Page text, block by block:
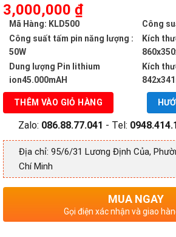
Giá
gốc
là:
6,150,000 ₫.
3,000,000 ₫Giá
tại
3,000,000 ₫.
Mã Hàng: KLD500
Công
Công suất tấm pin năng lượng :
50W
Kích
Dung lượng Pin lithium
ion45.000mAH
Kích
THÊM VÀO GIỎ HÀNG
Zalo: 086.88.77.041 - Tel:
Địa chỉ: 95/6/31 Lương Định Của,
Chí Minh
MUA NGAY
Gọi điện xác nhận và giao